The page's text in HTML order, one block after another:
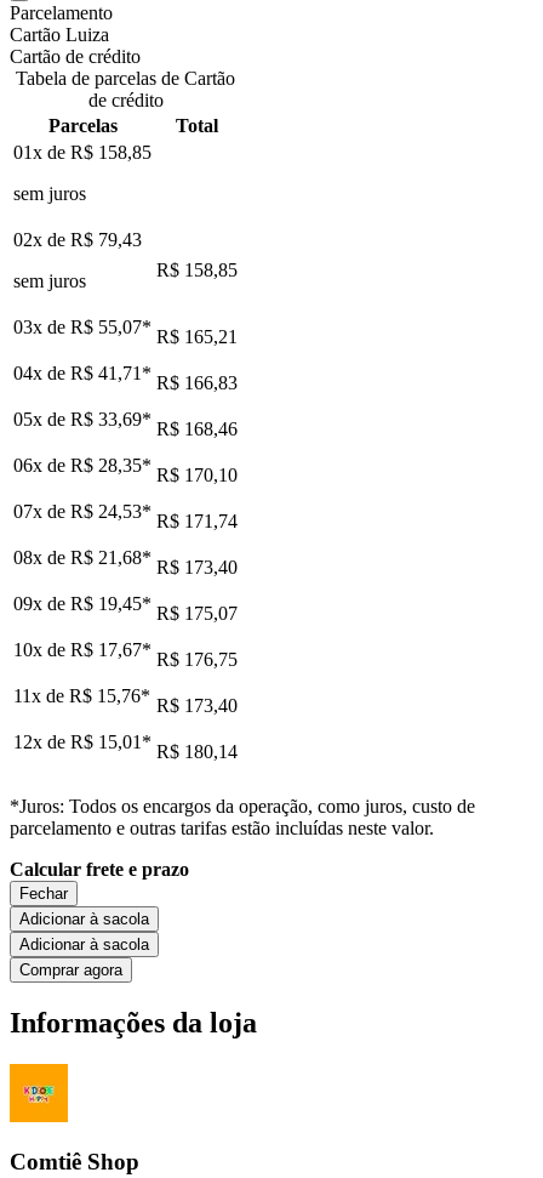
Parcelamento
Cartão Luiza
Cartão de crédito
Tabela de parcelas de Cartão
de crédito
Parcelas
Total
01x de R$ 158,85
sem juros
02x de R$ 79,43
sem juros
R$ 158,85
03x de R$ 55,07* R$ 165,21
04x de R$ 41,71 * R$ 166,83
05x de R$ 33,69* R$ 168,46
06x de R$ 28,35* R$ 170,10
07x de R$ 24,53* R$ 171,74
08x de R$ 21,68* R$ 173,40
09x de R$ 19,45* R$ 175,07
10x de R$ 17,67* R$ 176,75
11x de R$ 15,76* R$ 173,40
12x de R$ 15,01 * R$ 180,14
*Juros: Todos os encargos da operação, como juros, custo de
parcelamento e outras tarifas estão incluídas neste valor.
Calcular frete e prazo
Fechar
Adicionar à sacola
Adicionar à sacola
Comprar agora
Informações da loja
Comtiê Shop